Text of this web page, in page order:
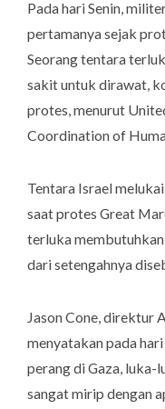
Pada hari Senin,
pertamanya sejak
Seorang tentara
sakit untuk dirawat,
protes, menurut
Coordination of
Tentara Israel
saat protes Great
terluka
dari setengahnya
Jason Cone, direktur
menyatakan pada
perang di Gaza, luka-
sangat mirip dengan